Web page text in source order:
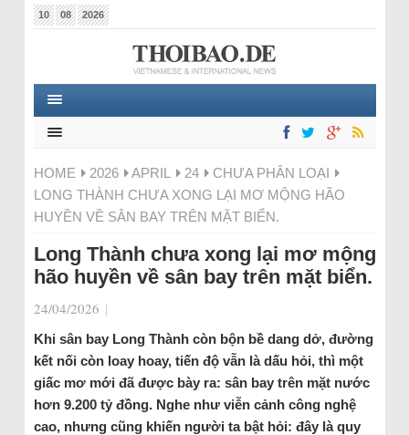
10 08 2026
HOME 2026 APRIL 24
CHƯA PHÂN LOẠI
LONG THÀNH CHƯA XONG LẠI MƠ MỘNG HÃO
HUYỀN VỀ SÂN BAY TRÊN MẶT BIỂN.
Long Thành chưa xong lại mơ mộng
hão huyền về sân bay trên mặt biển.
24/04/2026 |
Khi sân bay Long Thành còn bộn bề dang dở, đường
kết nối còn loay hoay, tiến độ vẫn là dấu hỏi, thì một
giấc mơ mới đã được bày ra: sân bay trên mặt nước
hơn 9.200 tỷ đồng. Nghe như viễn cảnh công nghệ
cao, nhưng cũng khiến người ta bật hỏi: đây là quy